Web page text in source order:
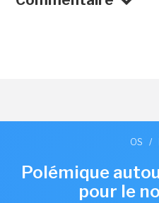
OS /
Polémique
pour le